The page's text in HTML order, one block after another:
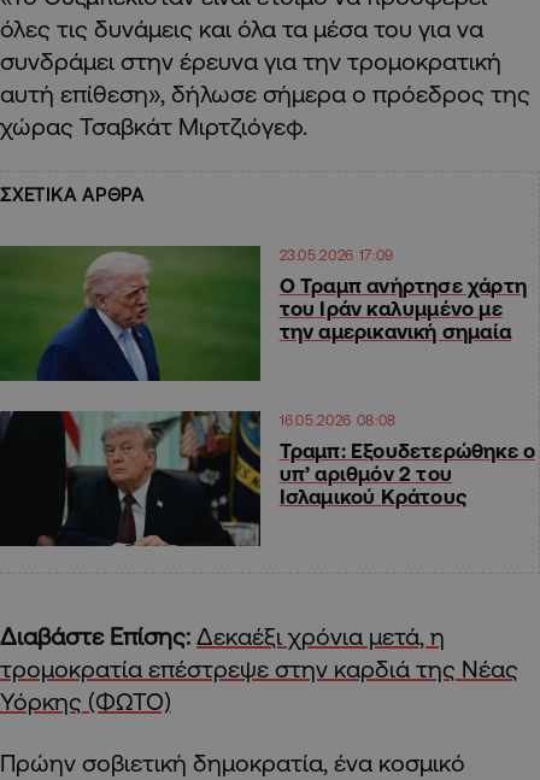
όλες τις δυνάμεις και όλα τα μέσα του για να
συνδράμει στην έρευνα για την τρομοκρατική
αυτή επίθεση», δήλωσε σήμερα ο πρόεδρος της
χώρας Τσαβκάτ Μιρτζιόγεφ.
ΣΧΕΤΙΚΑ ΑΡΘΡΑ
23.05.2026 17:09
Ο Τραμπ ανήρτησε χάρτη
του Ιράν καλυμμένο με
την αμερικανική σημαία
16.05.2026 08:08
Τραμπ: Εξουδετερώθηκε ο
υπ’ αριθμόν 2 του
Ισλαμικού Κράτους
Διαβάστε Επίσης: Δεκαέξι χρόνια μετά, η
τρομοκρατία επέστρεψε στην καρδιά της Νέας
Υόρκης (ΦΩΤΟ)
Πρώην σοβιετική δημοκρατία, ένα κοσμικό